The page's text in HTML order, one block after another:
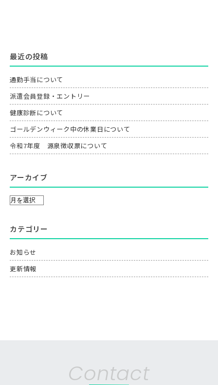
最近の投稿
通勤手当について
派遣会員登録・エントリー
健康診断について
ゴールデンウィーク中の休業日について
令和7年度 源泉徴収票について
アーカイブ
カテゴリー
お知らせ
更新情報
Contact